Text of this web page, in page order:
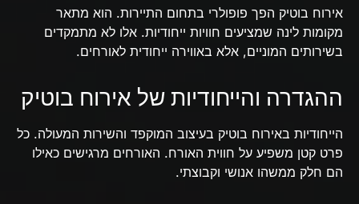
אירוח בוטיק הפך פופולרי בתחום התיירות. הוא מתאר
מקומות לינה שמציעים חוויות ייחודיות. אלו לא מתמקדים
בשירותים המוניים, אלא באווירה ייחודית לאורחים.
ההגדרה והייחודיות של אירוח בוטיק
הייחודיות באירוח בוטיק בעיצוב המוקפד והשירות המעולה. כל
פרט קטן משפיע על חווית האורח. האורחים מרגישים כאילו
הם חלק ממשהו אנושי וקבוצתי.